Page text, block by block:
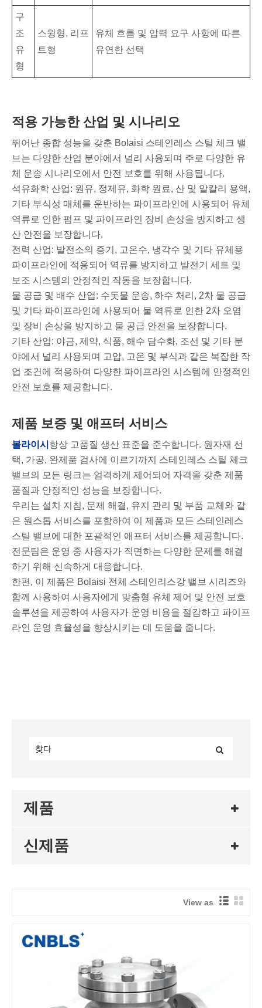
구
조
유
형
스윙형, 리프
트형
유체 흐름 및 압력 요구 사항에 따른
유연한 선택
적용 가능한 산업 및 시나리오
뛰어난 종합 성능을 갖춘 Bolaisi 스테인레스 스틸 체크 밸
브는 다양한 산업 분야에서 널리 사용되며 주로 다양한 유
체 운송 시나리오에서 안전 보호를 위해 사용됩니다.
석유화학 산업: 원유, 정제유, 화학 원료, 산 및 알칼리 용액,
기타 부식성 매체를 운반하는 파이프라인에 사용되어 유체
역류로 인한 펌프 및 파이프라인 장비 손상을 방지하고 생
산 안전을 보장합니다.
전력 산업: 발전소의 증기, 고온수, 냉각수 및 기타 유체용
파이프라인에 적용되어 역류를 방지하고 발전기 세트 및
보조 시스템의 안정적인 작동을 보장합니다.
물 공급 및 배수 산업: 수돗물 운송, 하수 처리, 2차 물 공급
및 기타 파이프라인에 사용되어 물 역류로 인한 2차 오염
및 장비 손상을 방지하고 물 공급 안전을 보장합니다.
기타 산업: 야금, 제약, 식품, 해수 담수화, 조선 및 기타 분
야에서 널리 사용되며 고압, 고온 및 부식과 같은 복잡한 작
업 조건에 적응하여 다양한 파이프라인 시스템에 안정적인
안전 보호를 제공합니다.
제품 보증 및 애프터 서비스
볼라이시 항상 고품질 생산 표준을 준수합니다. 원자재 선
택, 가공, 완제품 검사에 이르기까지 스테인레스 스틸 체크
밸브의 모든 링크는 엄격하게 제어되어 자격을 갖춘 제품
품질과 안정적인 성능을 보장합니다.
우리는 설치 지침, 문제 해결, 유지 관리 및 부품 교체와 같
은 원스톱 서비스를 포함하여 이 제품과 모든 스테인레스
스틸 밸브에 대한 포괄적인 애프터 서비스를 제공합니다.
전문팀은 운영 중 사용자가 직면하는 다양한 문제를 해결
하기 위해 신속하게 대응합니다.
한편, 이 제품은 Bolaisi 전체 스테인리스강 밸브 시리즈와
함께 사용하여 사용자에게 맞춤형 유체 제어 및 안전 보호
솔루션을 제공하여 사용자가 운영 비용을 절감하고 파이프
라인 운영 효율성을 향상시키는 데 도움을 줍니다.
제품
신제품
View as